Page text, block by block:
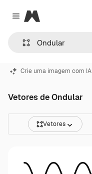
Close menu
Magnific
Crie uma imagem com IA
Vetores de Ondular
Vetores